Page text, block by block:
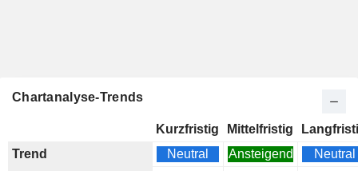
Chartanalyse-Trends
Kurzfristig Mittelfristig
Trend
Neutral Ansteigend
Neutral